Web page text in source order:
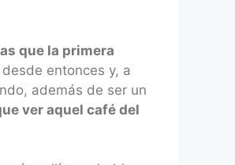
que la primera
entonces y, a
además de ser un
ver aquel café del